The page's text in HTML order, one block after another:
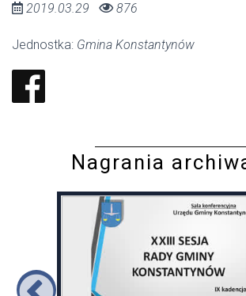
2019.03.29 876
Jednostka: Gmina Konstantynów
Nagrania